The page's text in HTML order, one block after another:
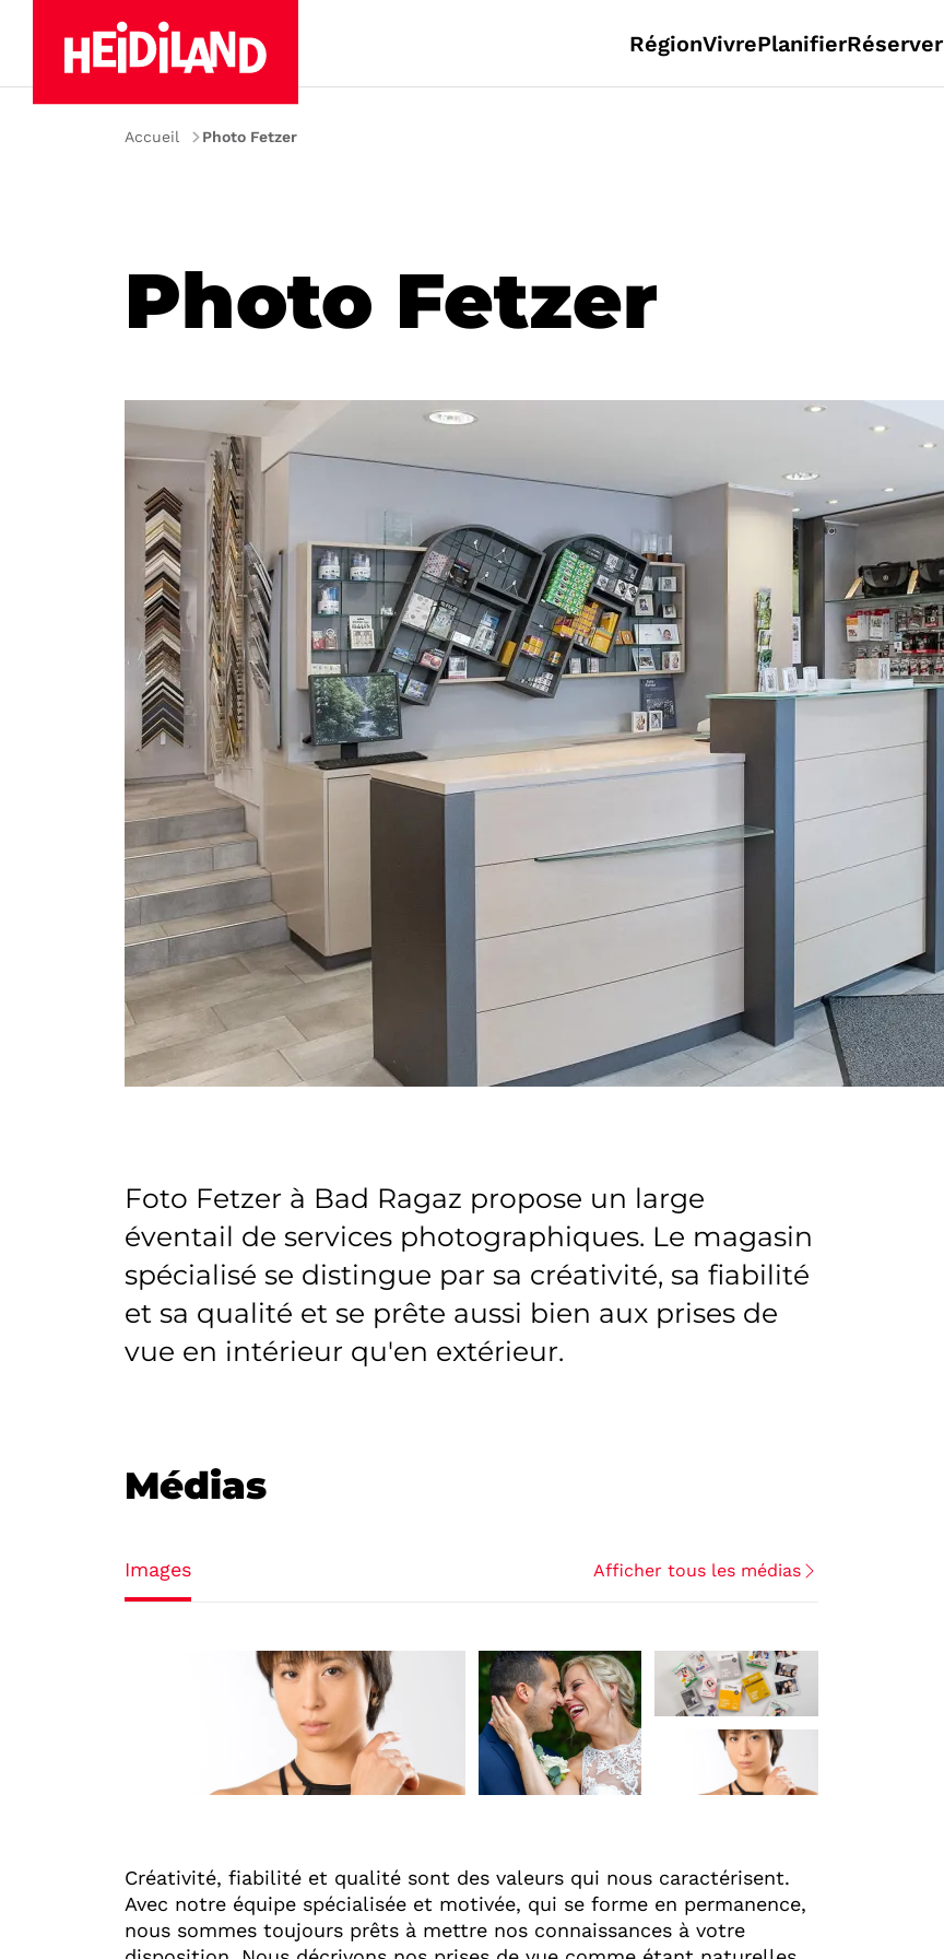
RégionVivrePlanifierRéserver
Accueil Photo Fetzer
Photo Fetzer
Foto Fetzer à Bad Ragaz propose un large
éventail de services photographiques. Le magasin
spécialisé se distingue par sa créativité, sa fiabilité
et sa qualité et se prête aussi bien aux prises de
vue en intérieur qu'en extérieur.
Médias
Images Afficher tous les médias
Créativité, fiabilité et qualité sont des valeurs qui nous caractérisent.
Avec notre équipe spécialisée et motivée, qui se forme en permanence,
nous sommes toujours prêts à mettre nos connaissances à votre